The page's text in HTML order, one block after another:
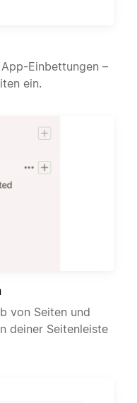
Einbettungen –
ein.
von Seiten und
deiner Seitenleiste